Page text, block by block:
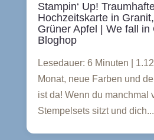
Stampin‘ Up!
Hochzeitskarte in
Grüner Apfel | We fall in
Bloghop
Lesedauer: 6 Minuten |
Monat, neue Farben und
ist da! Wenn du manchmal
Stempelsets sitzt und dich...